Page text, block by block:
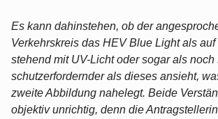
Es kann dahinstehen, ob der
Verkehrskreis das HEV Blue Light als
stehend mit UV-Licht oder sogar als
schutzerfordernder als dieses ansieht,
zweite Abbildung nahelegt. Beide
objektiv unrichtig, denn die